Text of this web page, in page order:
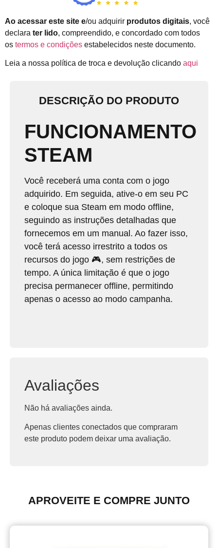
Ao acessar este site e/ou adquirir produtos digitais, você
declara ter lido, compreendido, e concordado com todos
os termos e condições estabelecidos neste documento.
Leia a nossa política de troca e devolução clicando aqui
DESCRIÇÃO DO PRODUTO
FUNCIONAMENTO
STEAM
Você receberá uma conta com o jogo
adquirido. Em seguida, ative-o em seu PC
e coloque sua Steam em modo offline,
seguindo as instruções detalhadas que
fornecemos em um manual. Ao fazer isso,
você terá acesso irrestrito a todos os
recursos do jogo 🎮, sem restrições de
tempo. A única limitação é que o jogo
precisa permanecer offline, permitindo
apenas o acesso ao modo campanha.
Avaliações
Não há avaliações ainda.
Apenas clientes conectados que compraram
este produto podem deixar uma avaliação.
APROVEITE E COMPRE JUNTO